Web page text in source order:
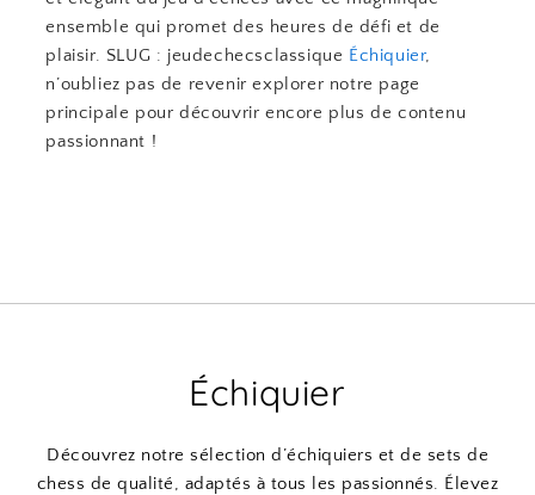
ensemble qui promet des heures de défi et de
plaisir. SLUG : jeudechecsclassique Échiquier,
n’oubliez pas de revenir explorer notre page
principale pour découvrir encore plus de contenu
passionnant !
Échiquier
Découvrez notre sélection d’échiquiers et de sets de
chess de qualité, adaptés à tous les passionnés. Élevez